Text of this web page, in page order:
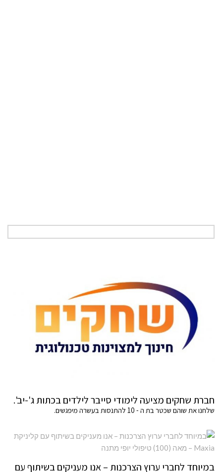
חברת שחקים מציעה לימודי סייבר לילדים בכתות ג'-יב'.
שלחנו את שוהם שכטר בת ה - 10 להתנסות בעשרה מיפגשים.
במיוחד לחברי ערוץ הצרכנות – אנו מעניקים בשיתוף עם